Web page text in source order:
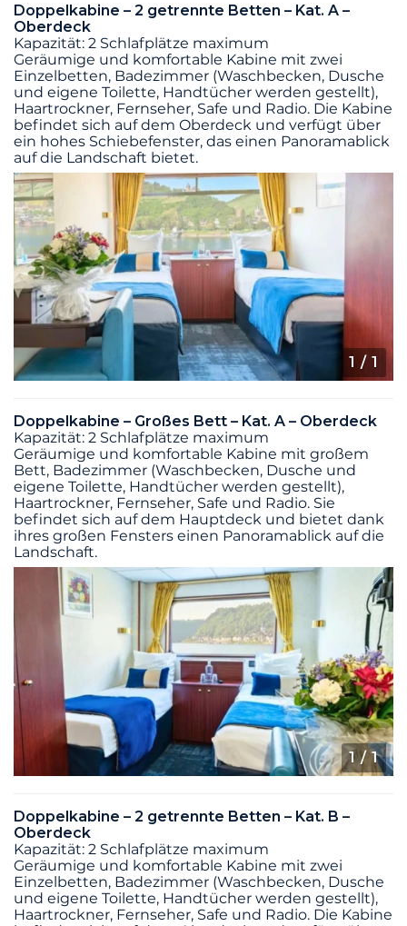
Doppelkabine – 2 getrennte Betten – Kat. A –
Oberdeck
Kapazität: 2 Schlafplätze maximum
Geräumige und komfortable Kabine mit zwei
Einzelbetten, Badezimmer (Waschbecken, Dusche
und eigene Toilette, Handtücher werden gestellt),
Haartrockner, Fernseher, Safe und Radio. Die Kabine
befindet sich auf dem Oberdeck und verfügt über
ein hohes Schiebefenster, das einen Panoramablick
auf die Landschaft bietet.
1 / 1
Doppelkabine – Großes Bett – Kat. A – Oberdeck
Kapazität: 2 Schlafplätze maximum
Geräumige und komfortable Kabine mit großem
Bett, Badezimmer (Waschbecken, Dusche und
eigene Toilette, Handtücher werden gestellt),
Haartrockner, Fernseher, Safe und Radio. Sie
befindet sich auf dem Hauptdeck und bietet dank
ihres großen Fensters einen Panoramablick auf die
Landschaft.
1/ 1
Doppelkabine – 2 getrennte Betten – Kat. B –
Oberdeck
Kapazität: 2 Schlafplätze maximum
Geräumige und komfortable Kabine mit zwei
Einzelbetten, Badezimmer (Waschbecken, Dusche
und eigene Toilette, Handtücher werden gestellt),
Haartrockner, Fernseher, Safe und Radio. Die Kabine